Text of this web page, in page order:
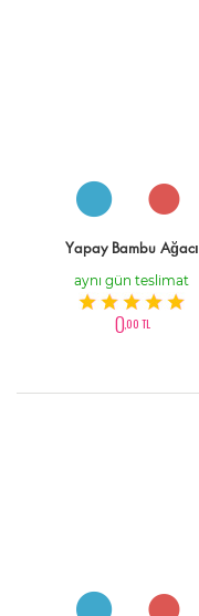
Yapay Bambu Ağacı
aynı gün teslimat
0,00 TL